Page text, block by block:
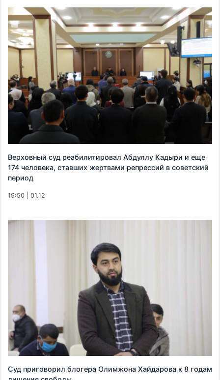
Верховный суд реабилитировал Абдуллу Кадыри и еще
174 человека, ставших жертвами репрессий в советский
период
19:50 | 01.12
Суд приговорил блогера Олимжона Хайдарова к 8 годам